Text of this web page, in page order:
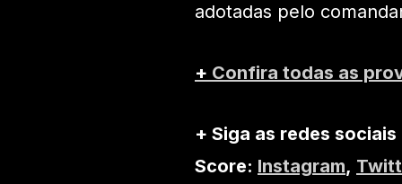
adotadas pelo
+ Confira todas as
+ Siga as redes sociais
Score: Instagram,